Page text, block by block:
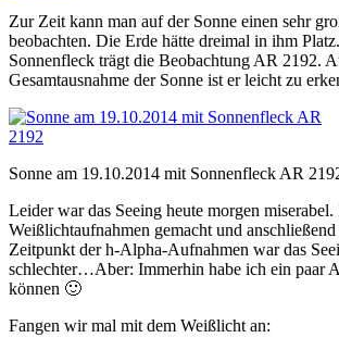
Zur Zeit kann man auf der Sonne einen sehr
beobachten. Die Erde hätte dreimal in ihm
Sonnenfleck trägt die Beobachtung AR 2192.
Gesamtausnahme der Sonne ist er leicht zu
Sonne am 19.10.2014 mit Sonnenfleck AR
Leider war das Seeing heute morgen
Weißlichtaufnahmen gemacht und
Zeitpunkt der h-Alpha-Aufnahmen war das
schlechter…Aber: Immerhin habe ich ein paar
können 🙂
Fangen wir mal mit dem Weißlicht an: